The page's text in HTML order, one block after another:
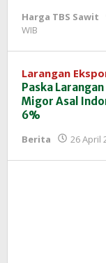
Harga TBS Sawit
WIB
InfoSAWIT
Larangan
Paska
Migor Asal
6%
Berita 26 April